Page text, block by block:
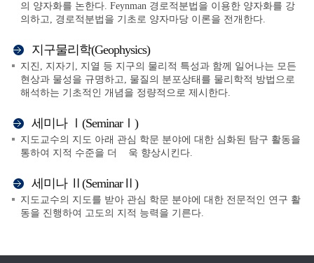
의 양자화를 논한다. Feynman 경로적분법을 이용한 양자화를 강
의하고, 경로적분법을 기초로 양자마당 이론을 전개한다.
지구물리학(Geophysics)
지진, 지자기, 지열 등 지구의 물리적 특성과 함께 일어나는 모든
현상과 물성을 규명하고, 물질의 분포상태를 물리학적 방법으로
해석하는 기초적인 개념을 정량적으로 제시한다.
세미나 Ⅰ(SeminarⅠ)
지도교수의 지도 아래 관심 학문 분야에 대한 심화된 탐구 활동을
통하여 지적 수준을 더 욱 향상시킨다.
세미나 Ⅱ(SeminarⅡ)
지도교수의 지도를 받아 관심 학문 분야에 대한 전문적인 연구 활
동을 진행하여 고도의 지적 능력을 기른다.